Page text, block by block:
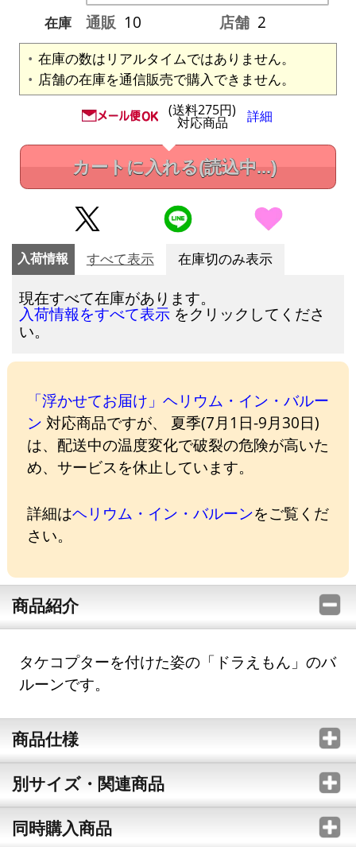
在庫
通販 10 店舗 2
在庫の数はリアルタイムではありません。
店舗の在庫を通信販売で購入できません。
(送料275円)
対応商品 詳細
カートに入れる(読込中...)
入荷情報 すべて表示 在庫切のみ表示
現在すべて在庫があります。
入荷情報をすべて表示 をクリックしてくださ
い。
「浮かせてお届け」ヘリウム・イン・バルー
ン 対応商品ですが、 夏季(7月1日-9月30日)
は、配送中の温度変化で破裂の危険が高いた
め、サービスを休止しています。
詳細はヘリウム・イン・バルーンをご覧くだ
さい。
商品紹介
タケコプターを付けた姿の「ドラえもん」のバ
ルーンです。
商品仕様
別サイズ・関連商品
同時購入商品